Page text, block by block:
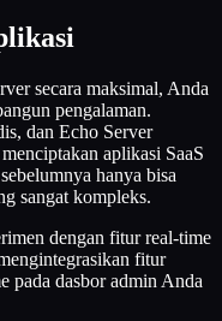
secara maksimal, Anda
pengalaman.
dan Echo Server
aplikasi SaaS
hanya bisa
sangat kompleks.
dengan fitur real-time
fitur
pada dasbor admin Anda